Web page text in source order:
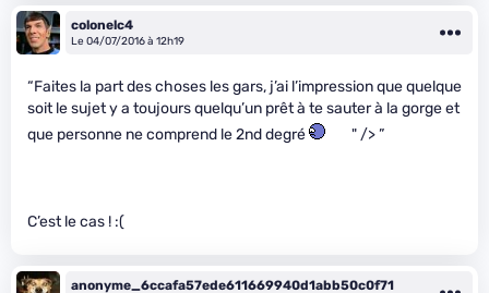
colonelc4
Le 04/07/2016 à 12h19
“Faites la part des choses les gars, j’ai l’impression que quelque
soit le sujet y a toujours quelqu’un prêt à te sauter à la gorge et
que personne ne comprend le 2nd degré
" /> ”
C’est le cas ! :(
anonyme_6ccafa57ede611669940d1abb50c0f71